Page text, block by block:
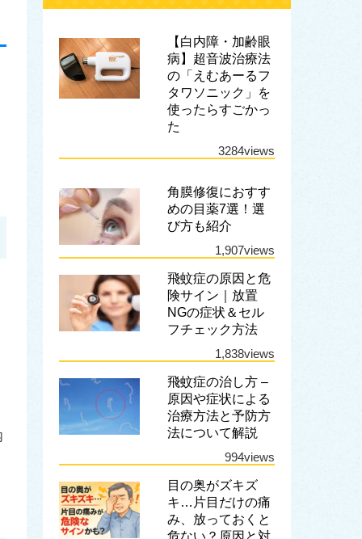
【白内障・加齢眼
病】超音波治療法
の「えむあーるフ
タワソニック」を
使ったらすごかっ
た
3284views
角膜修復におすす
めの目薬7選！選
び方も紹介
1,907views
飛蚊症の原因と危
険サイン｜放置
NGの症状＆セル
フチェック方法
1,838views
飛蚊症の治し方 –
原因や症状による
治療方法と予防方
法について解説
994views
目の奥がズキズ
キ…片目だけの痛
み、放っておくと
危ない？原因と対